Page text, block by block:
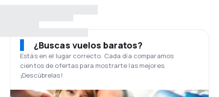
¿Buscas vuelos baratos?
Estás en el lugar correcto. Cada día comparamos
cientos de ofertas para mostrarte las mejores.
¡Descúbrelas!